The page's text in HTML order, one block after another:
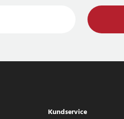
Kundservice